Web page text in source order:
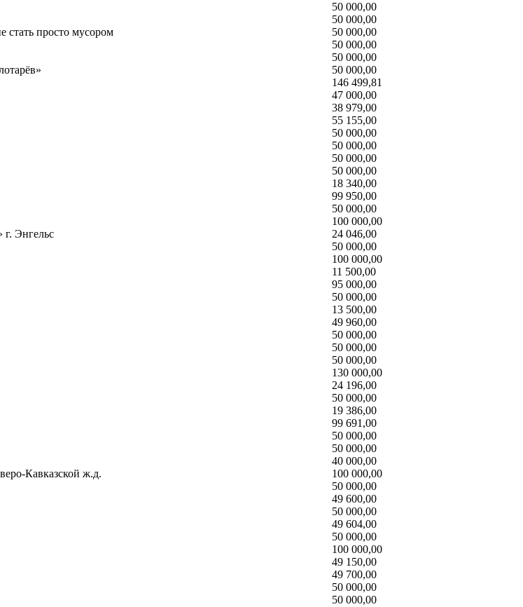
50 000,00
50 000,00
просто мусором
50 000,00
50 000,00
50 000,00
50 000,00
146 499,81
47 000,00
38 979,00
55 155,00
50 000,00
50 000,00
50 000,00
50 000,00
18 340,00
99 950,00
50 000,00
100 000,00
г. Энгельс
24 046,00
50 000,00
100 000,00
11 500,00
95 000,00
50 000,00
13 500,00
49 960,00
50 000,00
50 000,00
50 000,00
130 000,00
24 196,00
50 000,00
19 386,00
99 691,00
50 000,00
50 000,00
40 000,00
Кавказской ж.д.
100 000,00
50 000,00
49 600,00
50 000,00
49 604,00
50 000,00
100 000,00
49 150,00
49 700,00
50 000,00
50 000,00